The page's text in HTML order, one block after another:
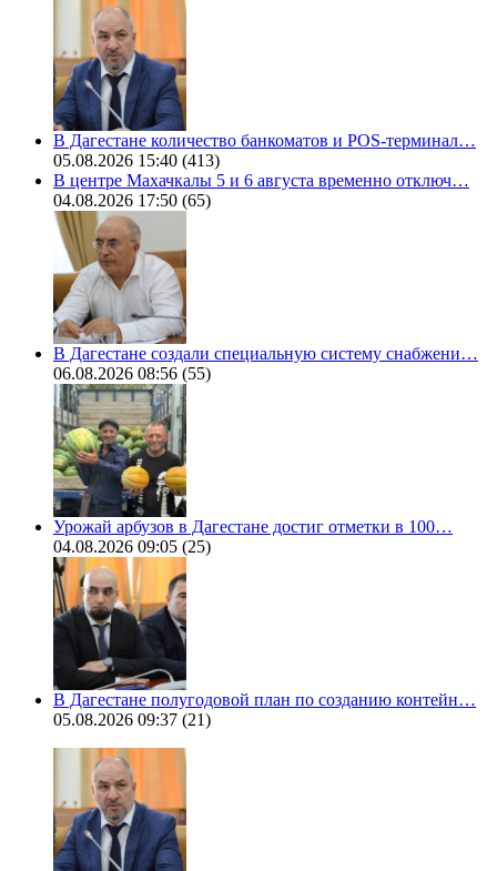
В Дагестане количество банкоматов и POS-терминал…
05.08.2026 15:40 (413)
В центре Махачкалы 5 и 6 августа временно отключ…
04.08.2026 17:50 (65)
В Дагестане создали специальную систему снабжени…
06.08.2026 08:56 (55)
Урожай арбузов в Дагестане достиг отметки в 100…
04.08.2026 09:05 (25)
В Дагестане полугодовой план по созданию контейн…
05.08.2026 09:37 (21)